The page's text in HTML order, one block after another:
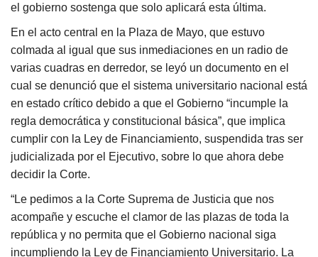
el gobierno sostenga que solo aplicará esta última.
En el acto central en la Plaza de Mayo, que estuvo
colmada al igual que sus inmediaciones en un radio de
varias cuadras en derredor, se leyó un documento en el
cual se denunció que el sistema universitario nacional está
en estado crítico debido a que el Gobierno “incumple la
regla democrática y constitucional básica”, que implica
cumplir con la Ley de Financiamiento, suspendida tras ser
judicializada por el Ejecutivo, sobre lo que ahora debe
decidir la Corte.
“Le pedimos a la Corte Suprema de Justicia que nos
acompañe y escuche el clamor de las plazas de toda la
república y no permita que el Gobierno nacional siga
incumpliendo la Ley de Financiamiento Universitario. La